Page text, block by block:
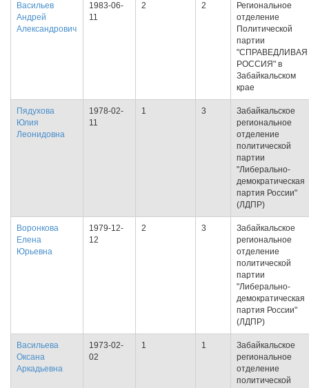
Васильев
Андрей
Александрович
1983-06-
11
2 2
Региональное
отделение
Политической
партии
"СПРАВЕДЛИВАЯ
РОССИЯ" в
Забайкальском
крае
Пядухова
Юлия
Леонидовна
1978-02-
11
1 3
Забайкальское
региональное
отделение
политической
партии
"Либерально-
демократическая
партия России"
(ЛДПР)
Воронкова
Елена
Юрьевна
1979-12-
12
2 3
Забайкальское
региональное
отделение
политической
партии
"Либерально-
демократическая
партия России"
(ЛДПР)
Васильева
Оксана
Аркадьевна
1973-02-
02
1 1
Забайкальское
региональное
отделение
политической